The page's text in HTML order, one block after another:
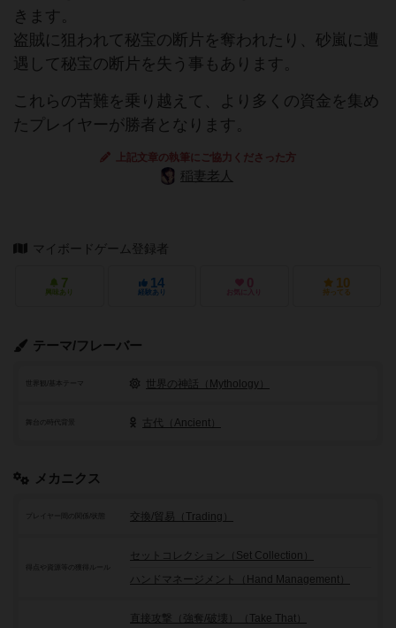
きます。
盗賊に狙われて秘宝の断片を奪われたり、砂嵐に遭
遇して秘宝の断片を失う事もあります。
これらの苦難を乗り越えて、より多くの資金を集め
たプレイヤーが勝者となります。
上記文章の執筆にご協力くださった方
稲妻老人
マイボードゲーム登録者
7
興味あり
14
経験あり
0
お気に入り
10
持ってる
テーマ/フレーバー
世界観/基本テーマ 世界の神話（Mythology）
舞台の時代背景 古代（Ancient）
メカニクス
プレイヤー間の関係/状態 交換/貿易（Trading）
セットコレクション（Set Collection）
ハンドマネージメント（Hand Management）
直接攻撃（強奪/破壊）（Take That）